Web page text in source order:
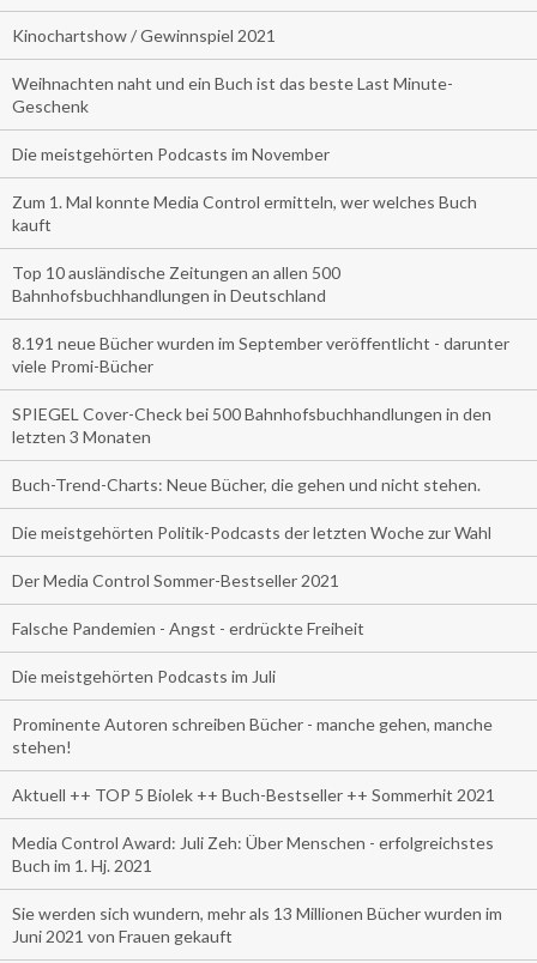
Kinochartshow / Gewinnspiel 2021
Weihnachten naht und ein Buch ist das beste Last Minute-
Geschenk
Die meistgehörten Podcasts im November
Zum 1. Mal konnte Media Control ermitteln, wer welches Buch
kauft
Top 10 ausländische Zeitungen an allen 500
Bahnhofsbuchhandlungen in Deutschland
8.191 neue Bücher wurden im September veröffentlicht - darunter
viele Promi-Bücher
SPIEGEL Cover-Check bei 500 Bahnhofsbuchhandlungen in den
letzten 3 Monaten
Buch-Trend-Charts: Neue Bücher, die gehen und nicht stehen.
Die meistgehörten Politik-Podcasts der letzten Woche zur Wahl
Der Media Control Sommer-Bestseller 2021
Falsche Pandemien - Angst - erdrückte Freiheit
Die meistgehörten Podcasts im Juli
Prominente Autoren schreiben Bücher - manche gehen, manche
stehen!
Aktuell ++ TOP 5 Biolek ++ Buch-Bestseller ++ Sommerhit 2021
Media Control Award: Juli Zeh: Über Menschen - erfolgreichstes
Buch im 1. Hj. 2021
Sie werden sich wundern, mehr als 13 Millionen Bücher wurden im
Juni 2021 von Frauen gekauft